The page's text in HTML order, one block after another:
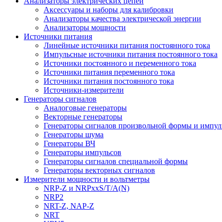
Аксессуары и наборы для калибровки
Анализаторы качества электрической энергии
Анализаторы мощности
Источники питания
Линейные источники питания постоянного тока
Импульсные источники питания постоянного тока
Источники постоянного и переменного тока
Источники питания переменного тока
Источники питания постоянного тока
Источники-измерители
Генераторы сигналов
Аналоговые генераторы
Векторные генераторы
Генераторы сигналов произвольной формы и
Генераторы шума
Генераторы ВЧ
Генераторы импульсов
Генераторы сигналов специальной формы
Генераторы векторных сигналов
Измерители мощности и вольтметры
NRP-Z и NRPхxS/T/A(N)
NRP2
NRT-Z, NAP-Z
NRT